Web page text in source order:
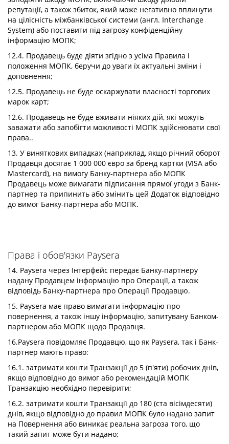
репутації, а також збиток, який може негативно вплинути
на цілісність міжбанківської системи (англ. Interchange
System) або поставити під загрозу конфіденційну
інформацію МОПК;
12.4. Продавець буде діяти згідно з усіма Правила і
положення МОПК, беручи до уваги їх актуальні зміни і
доповнення;
12.5. Продавець не буде оскаржувати власності торгових
марок карт;
12.6. Продавець не буде вживати ніяких дій, які можуть
заважати або запобігти можливості МОПК здійснювати свої
права..
13. У виняткових випадках (наприклад, якщо річний оборот
Продавця досягає 1 000 000 євро за бренд картки (VISA або
Mastercard), на вимогу Банку-партнера або МOПК
Продавець може вимагати підписання прямої угоди з Банк-
партнер та припинить або змінить цей Додаток відповідно
до вимог Банку-партнера або MOПК.
Права і обов'язки Paysera
14. Paysera через Інтерфейс передає Банку-партнеру
надану Продавцем інформацію про Операції, а також
відповідь Банку-партнера про Операції Продавцю.
15. Paysera має право вимагати інформацію про
повернення, а також іншу інформацію, запитувану Банком-
партнером або МОПК щодо Продавця.
16.Paysera повідомляє Продавцю, що як Paysera, так і Банк-
партнер мають право:
16.1. затримати кошти Транзакції до 5 (п'яти) робочих днів,
якщо відповідно до вимог або рекомендацій МОПК
Транзакцію необхідно перевірити;
16.2. затримати кошти Транзакції до 180 (ста вісімдесяти)
днів, якщо відповідно до правил МОПК було надано запит
на Повернення або виникає реальна загроза того, що
такий запит може бути надано;